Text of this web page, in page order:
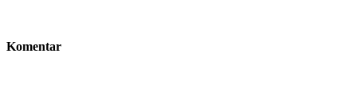
Komentar